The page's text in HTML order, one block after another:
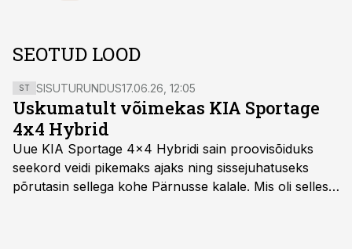
SEOTUD LOOD
ST SISUTURUNDUS17.06.26, 12:05
Uskumatult võimekas KIA Sportage
4x4 Hybrid
Uue KIA Sportage 4x4 Hybridi sain proovisõiduks
seekord veidi pikemaks ajaks ning sissejuhatuseks
põrutasin sellega kohe Pärnusse kalale. Mis oli selles